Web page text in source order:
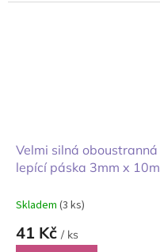
Velmi silná oboustranná
lepící páska 3mm x 10m
Skladem (3 ks)
41 Kč / ks